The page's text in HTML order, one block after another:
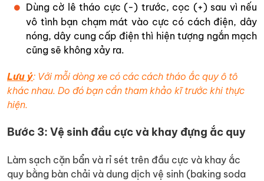
Dùng cờ lê tháo cực (-) trước, cọc (+) sau vì nếu
vô tình bạn chạm mát vào cực có cách điện, dây
nóng, dây cung cấp điện thì hiện tượng ngắn mạch
cũng sẽ không xảy ra.
Lưu ý: Với mỗi dòng xe có các cách tháo ắc quy ô tô
khác nhau. Do đó bạn cần tham khảo kĩ trước khi thực
hiện.
Bước 3: Vệ sinh đầu cực và khay đựng ắc quy
Làm sạch cặn bẩn và rỉ sét trên đầu cực và khay ắc
quy bằng bàn chải và dung dịch vệ sinh (baking soda